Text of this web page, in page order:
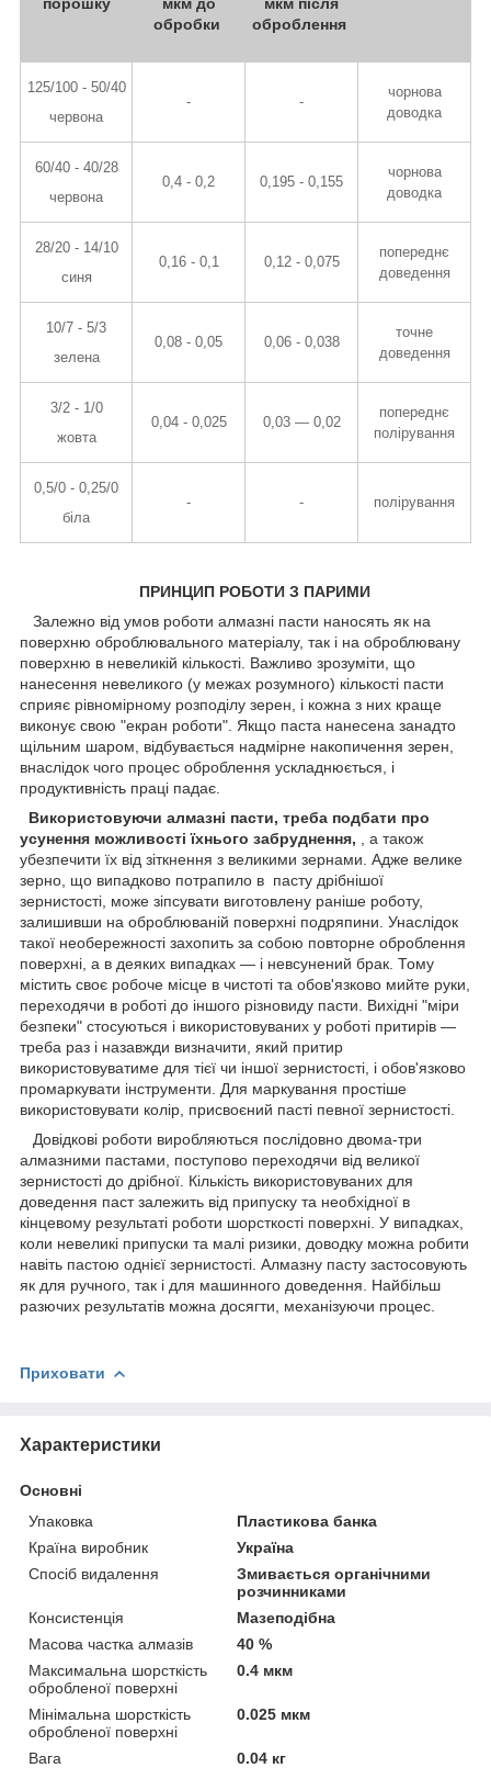
обробки
оброблення
125/100 - 50/40
червона
- -
чорнова
доводка
60/40 - 40/28
червона
0,4 - 0,2 0,195 - 0,155
чорнова
доводка
28/20 - 14/10
синя
0,16 - 0,1 0,12 - 0,075
попереднє
доведення
10/7 - 5/3
зелена
0,08 - 0,05 0,06 - 0,038
точне
доведення
3/2 - 1/0
жовта
0,04 - 0,025 0,03 — 0,02
попереднє
полірування
0,5/0 - 0,25/0
біла
- - полірування
ПРИНЦИП РОБОТИ З ПАРИМИ
Залежно від умов роботи алмазні пасти наносять як на
поверхню оброблювального матеріалу, так і на оброблювану
поверхню в невеликій кількості. Важливо зрозуміти, що
нанесення невеликого (у межах розумного) кількості пасти
сприяє рівномірному розподілу зерен, і кожна з них краще
виконує свою "екран роботи". Якщо паста нанесена занадто
щільним шаром, відбувається надмірне накопичення зерен,
внаслідок чого процес оброблення ускладнюється, і
продуктивність праці падає.
Використовуючи алмазні пасти, треба подбати про
усунення можливості їхнього забруднення,
, а також
убезпечити їх від зіткнення з великими зернами. Адже велике
зерно, що випадково потрапило в пасту дрібнішої
зернистості, може зіпсувати виготовлену раніше роботу,
залишивши на оброблюваній поверхні подряпини. Унаслідок
такої необережності захопить за собою повторне оброблення
поверхні, а в деяких випадках — і невсунений брак. Тому
містить своє робоче місце в чистоті та обов'язково мийте руки,
переходячи в роботі до іншого різновиду пасти. Вихідні "міри
безпеки" стосуються і використовуваних у роботі притирів —
треба раз і назавжди визначити, який притир
використовуватиме для тієї чи іншої зернистості, і обов'язково
промаркувати інструменти. Для маркування простіше
використовувати колір, присвоєний пасті певної зернистості.
Довідкові роботи виробляються послідовно двома-три
алмазними пастами, поступово переходячи від великої
зернистості до дрібної. Кількість використовуваних для
доведення паст залежить від припуску та необхідної в
кінцевому результаті роботи шорсткості поверхні. У випадках,
коли невеликі припуски та малі ризики, доводку можна робити
навіть пастою однієї зернистості. Алмазну пасту застосовують
як для ручного, так і для машинного доведення. Найбільш
разючих результатів можна досягти, механізуючи процес.
Приховати
Характеристики
Основні
Упаковка
Пластикова банка
Країна виробник
Україна
Спосіб видалення
Змивається органічними
розчинниками
Консистенція
Мазеподібна
Масова частка алмазів
40 %
Максимальна шорсткість
обробленої поверхні
0.4 мкм
Мінімальна шорсткість
обробленої поверхні
0.025 мкм
Вага
0.04 кг